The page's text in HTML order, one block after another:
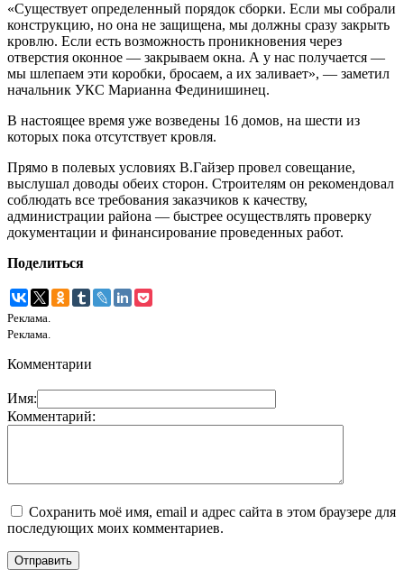
«Существует определенный порядок сборки. Если мы собрали
конструкцию, но она не защищена, мы должны сразу закрыть
кровлю. Если есть возможность проникновения через
отверстия оконное — закрываем окна. А у нас получается —
мы шлепаем эти коробки, бросаем, а их заливает», — заметил
начальник УКС Марианна Фединишинец.
В настоящее время уже возведены 16 домов, на шести из
которых пока отсутствует кровля.
Прямо в полевых условиях В.Гайзер провел совещание,
выслушал доводы обеих сторон. Строителям он рекомендовал
соблюдать все требования заказчиков к качеству,
администрации района — быстрее осуществлять проверку
документации и финансирование проведенных работ.
Поделиться
Реклама.
Реклама.
Комментарии
Имя:
Комментарий:
Сохранить моё имя, email и адрес сайта в этом браузере для
последующих моих комментариев.